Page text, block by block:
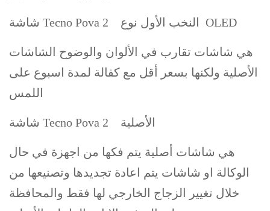
شاشة Tecno Pova 2 النخب الأول نوع OLED
هي شاشات تقارب في الألوان والوضوح الشاشات
الأصلية ولكنها بسعر أقل مع كفالة لمدة اسبوع على
اللمس
شاشة Tecno Pova 2 الأصلية
هي شاشات أصلية يتم فكها من اجهزة في حال
الوكالة او شاشات يتم اعادة تجديدها وتصنيعها من
خلال تغيير الزجاج الخارجي لها فقط والمحافظة